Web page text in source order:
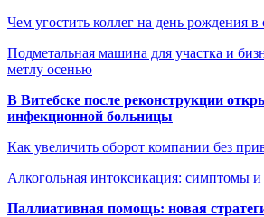
Чем угостить коллег на день рождения в
Подметальная машина для участка и
метлу осенью
В Витебске после реконструкции
инфекционной больницы
Как увеличить оборот компании без
Алкогольная интоксикация: симптомы и
Паллиативная помощь: новая